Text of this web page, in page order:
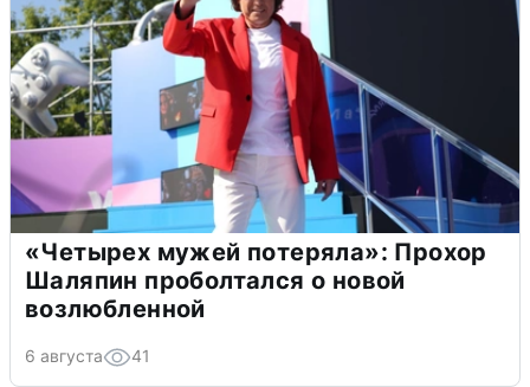
«Четырех мужей потеряла»: Прохор
Шаляпин проболтался о новой
возлюбленной
6 августа 41